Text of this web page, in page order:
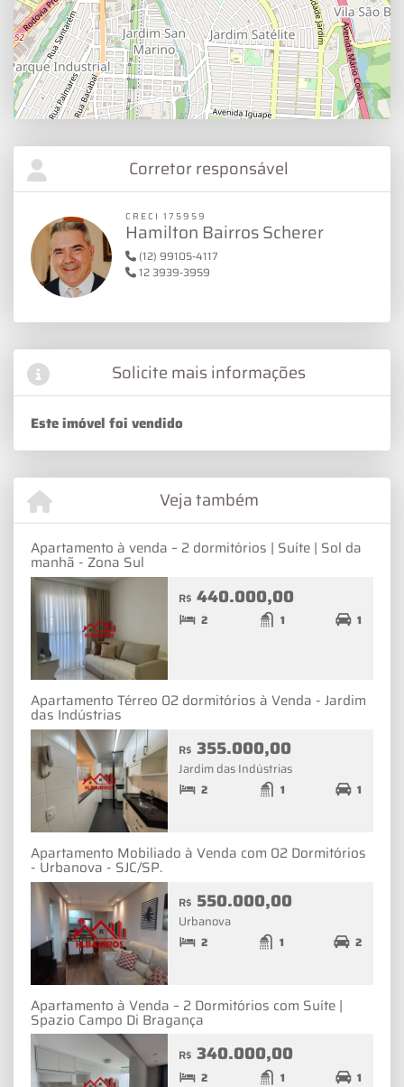
Corretor responsável
CRECI 175959
Hamilton Bairros Scherer
(12) 99105-4117
12 3939-3959
Solicite mais informações
Este imóvel foi vendido
Veja também
Apartamento à venda – 2 dormitórios | Suíte | Sol da
manhã - Zona Sul
R$ 440.000,00
2 1 1
Apartamento Térreo 02 dormitórios à Venda - Jardim
das Indústrias
R$ 355.000,00
Jardim das Indústrias
2 1 1
Apartamento Mobiliado à Venda com 02 Dormitórios
- Urbanova - SJC/SP.
R$ 550.000,00
Urbanova
2 1 2
Apartamento à Venda – 2 Dormitórios com Suíte |
Spazio Campo Di Bragança
R$ 340.000,00
2 1 1